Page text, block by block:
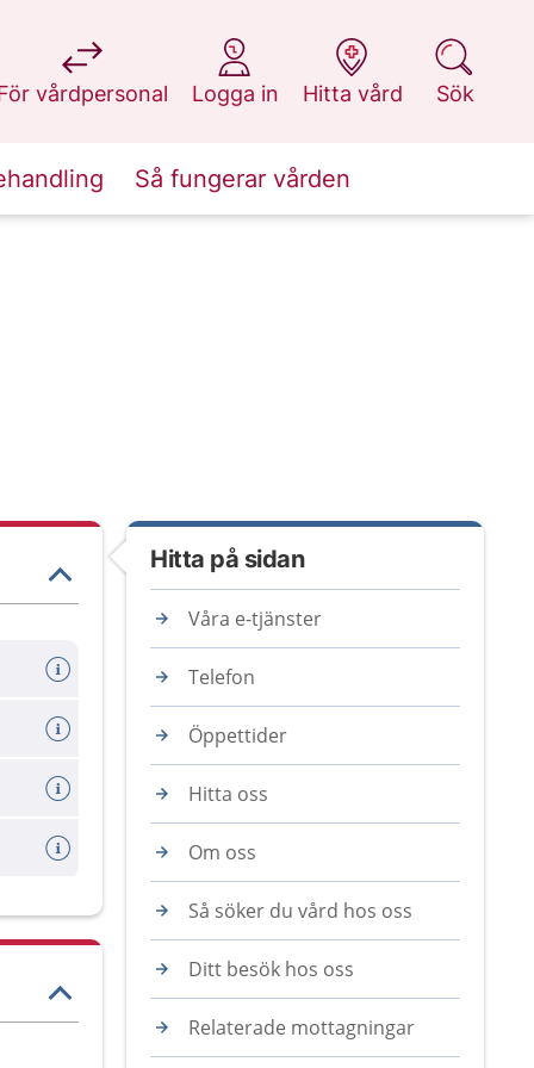
vårdpersonal
på 1177.se
Logga in
på 1177.se
Hitta vård
på 1177.se
Sök
på 1177.se
Så fungerar vården
Hitta på sidan
Våra e-tjänster
Telefon
Öppettider
Hitta oss
Om oss
Så söker du vård hos oss
Ditt besök hos oss
Relaterade mottagningar